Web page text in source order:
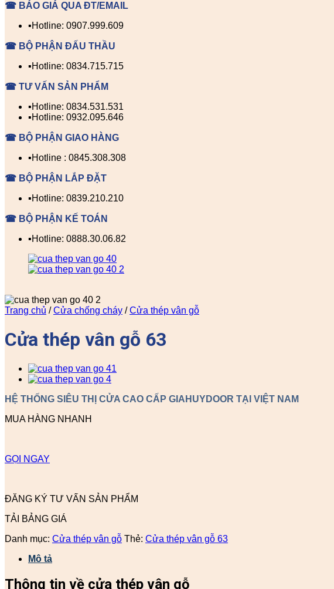
☎ BÁO GIÁ QUA ĐT/EMAIL
▪️Hotline: 0907.999.609
☎ BỘ PHẬN ĐẤU THẦU
▪️Hotline: 0834.715.715
☎ TƯ VẤN SẢN PHẨM
▪️Hotline: 0834.531.531
▪️Hotline: 0932.095.646
☎ BỘ PHẬN GIAO HÀNG
▪️Hotline : 0845.308.308
☎ BỘ PHẬN LẮP ĐẶT
▪️Hotline: 0839.210.210
☎ BỘ PHẬN KẾ TOÁN
▪️Hotline: 0888.30.06.82
Trang chủ / Cửa chống cháy / Cửa thép vân gỗ
Cửa thép vân gỗ 63
HỆ THỐNG SIÊU THỊ CỬA CAO CẤP GIAHUYDOOR TẠI VIỆT NAM
MUA HÀNG NHANH
GỌI NGAY
ĐĂNG KÝ TƯ VẤN SẢN PHẨM
TẢI BẢNG GIÁ
Danh mục: Cửa thép vân gỗ Thẻ: Cửa thép vân gỗ 63
Mô tả
Thông tin về cửa thép vân gỗ